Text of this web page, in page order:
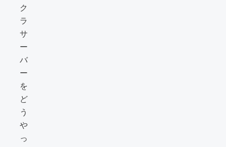
ク
ラ
サ
ー
バ
ー
を
ど
う
や
っ